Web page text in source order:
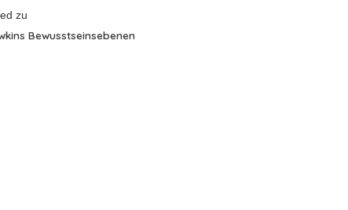
zu
Bewusstseinsebenen